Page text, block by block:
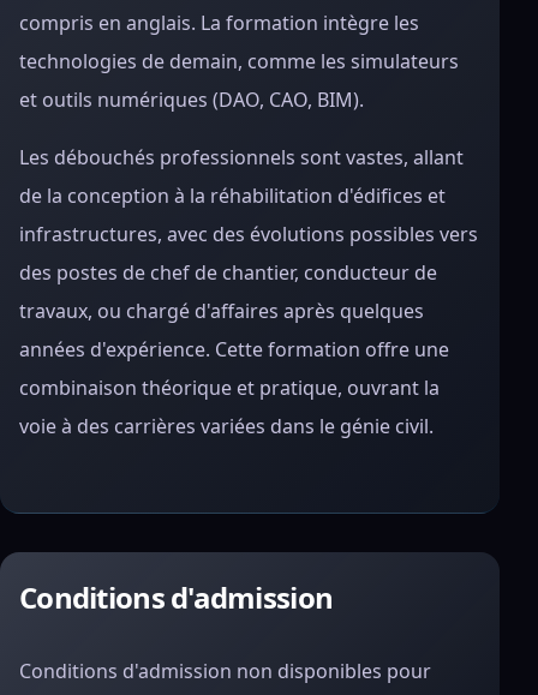
compris en anglais. La formation intègre les
technologies de demain, comme les simulateurs
et outils numériques (DAO, CAO, BIM).
Les débouchés professionnels sont vastes, allant
de la conception à la réhabilitation d'édifices et
infrastructures, avec des évolutions possibles vers
des postes de chef de chantier, conducteur de
travaux, ou chargé d'affaires après quelques
années d'expérience. Cette formation offre une
combinaison théorique et pratique, ouvrant la
voie à des carrières variées dans le génie civil.
Conditions d'admission
Conditions d'admission non disponibles pour